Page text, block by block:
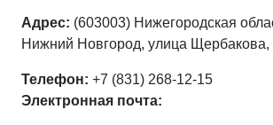
Адрес: (603003) Нижегородская
Нижний Новгород, улица Щербакова,
Телефон: +7 (831) 268-12-15
Электронная почта: